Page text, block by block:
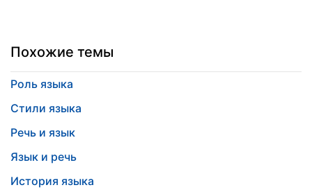
Похожие темы
Роль языка
Стили языка
Речь и язык
Язык и речь
История языка